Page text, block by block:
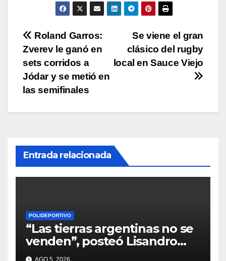
p
o
o
k
n
tir
Navegación
de
entradas
Se viene el gran
clásico del rugby
local en Sauce Viejo
Roland Garros:
Zverev le ganó en
sets corridos a
Jódar y se metió en
las semifinales
Entrada relacionada
POLIDEPORTIVO
“Las tierras argentinas no se
venden”, posteó Lisandro
Martínez